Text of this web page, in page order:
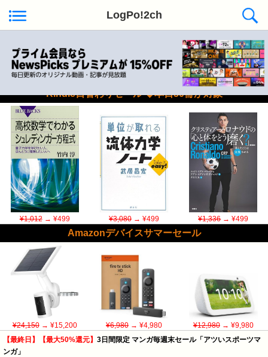
LogPo!2ch
Kindle日替わりセール ◆本日50冊が対象
¥1,012→ ¥499 ¥3,080→ ¥499 ¥1,336→ ¥499
Amazonデバイスサマーセール
¥24,150→ ¥15,200 ¥6,980→ ¥4,980 ¥12,980→ ¥9,980
【最終日】【最大50%還元】 3日間限定 マンガ毎週末セール「アツいスポーツマ
ンガ」